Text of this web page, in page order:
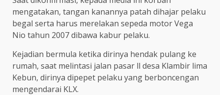
mengatakan, tangan kanannya patah dihajar pelaku
begal serta harus merelakan sepeda motor Vega
Nio tahun 2007 dibawa kabur pelaku.
Kejadian bermula ketika dirinya hendak pulang ke
rumah, saat melintasi jalan pasar ll desa Klambir lima
Kebun, dirinya dipepet pelaku yang berboncengan
mengendarai KLX.